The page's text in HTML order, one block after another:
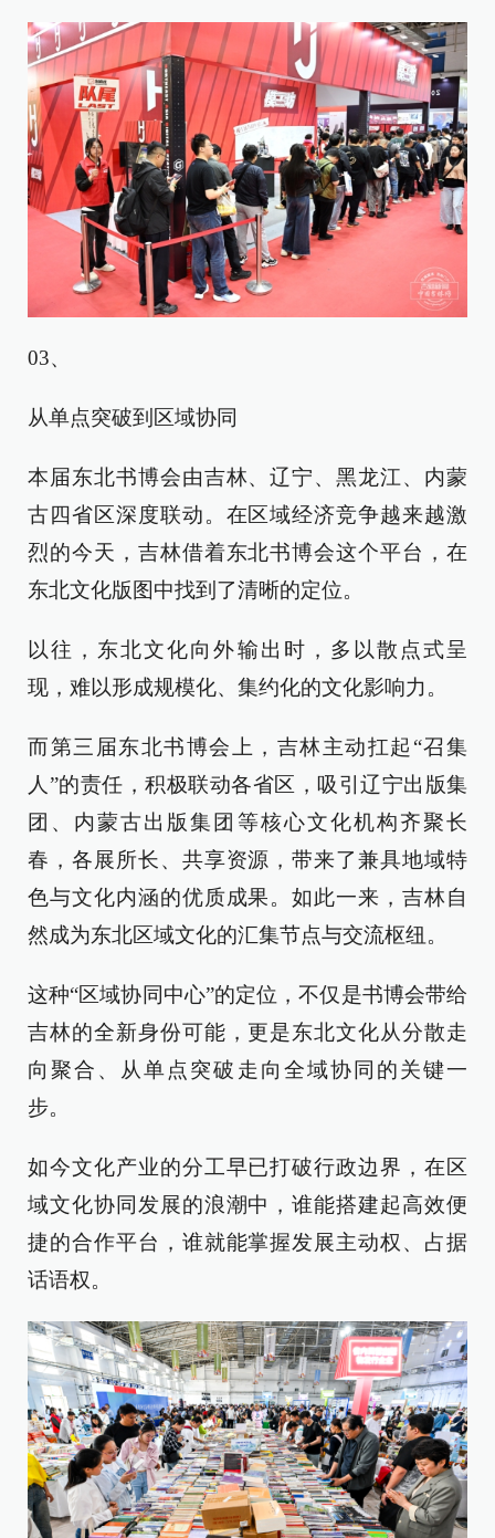
03、
从单点突破到区域协同
本届东北书博会由吉林、辽宁、黑龙江、内蒙
古四省区深度联动。在区域经济竞争越来越激
烈的今天，吉林借着东北书博会这个平台，在
东北文化版图中找到了清晰的定位。
以往，东北文化向外输出时，多以散点式呈
现，难以形成规模化、集约化的文化影响力。
而第三届东北书博会上，吉林主动扛起“召集
人”的责任，积极联动各省区，吸引辽宁出版集
团、内蒙古出版集团等核心文化机构齐聚长
春，各展所长、共享资源，带来了兼具地域特
色与文化内涵的优质成果。如此一来，吉林自
然成为东北区域文化的汇集节点与交流枢纽。
这种“区域协同中心”的定位，不仅是书博会带给
吉林的全新身份可能，更是东北文化从分散走
向聚合、从单点突破走向全域协同的关键一
步。
如今文化产业的分工早已打破行政边界，在区
域文化协同发展的浪潮中，谁能搭建起高效便
捷的合作平台，谁就能掌握发展主动权、占据
话语权。